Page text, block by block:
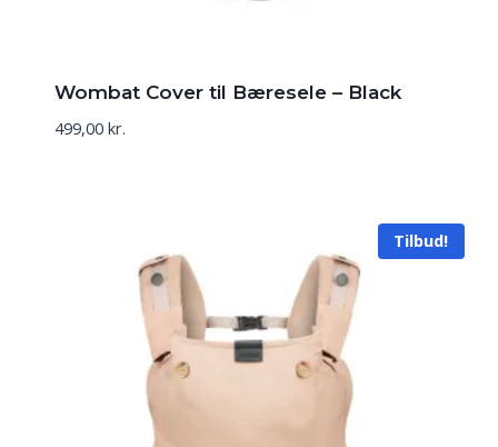
Wombat Cover til Bæresele – Black
499,00 kr.
Tilbud!